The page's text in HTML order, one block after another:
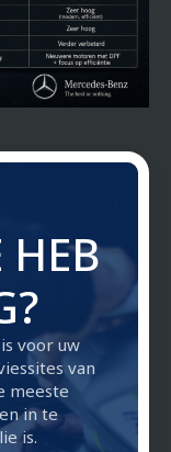
HEB
voor uw
van
meeste
in te
is.